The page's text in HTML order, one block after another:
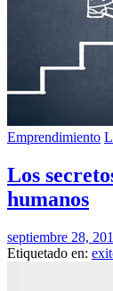
Emprendimiento
Los
humanos
septiembre 28,
Etiquetado en: